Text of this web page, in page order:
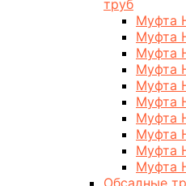
труб
Муфта
Муфта
Муфта
Муфта
Муфта
Муфта
Муфта
Муфта
Муфта
Муфта
Обсадные